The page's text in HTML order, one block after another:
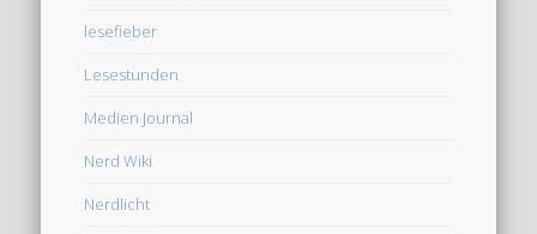
lesefieber
Lesestunden
Medien Journal
Nerd Wiki
Nerdlicht